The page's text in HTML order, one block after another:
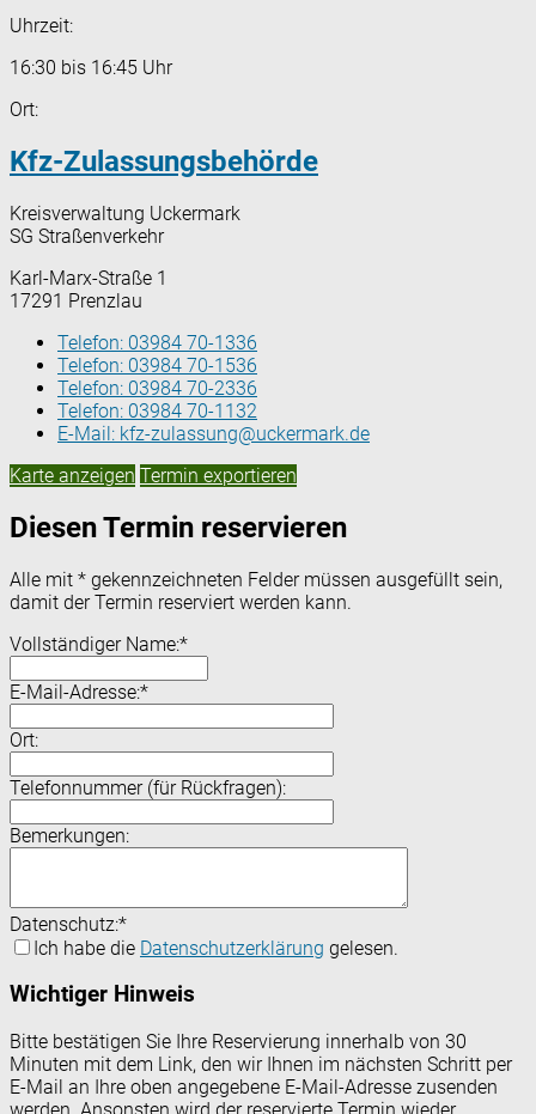
Uhrzeit:
16:30 bis 16:45 Uhr
Ort:
Kfz-Zulassungsbehörde
Kreisverwaltung Uckermark
SG Straßenverkehr
Karl-Marx-Straße 1
17291 Prenzlau
Telefon: 03984 70-1336
Telefon: 03984 70-1536
Telefon: 03984 70-2336
Telefon: 03984 70-1132
E-Mail: kfz-zulassung@uckermark.de
Karte anzeigen Termin exportieren
Diesen Termin reservieren
Alle mit * gekennzeichneten Felder müssen ausgefüllt sein,
damit der Termin reserviert werden kann.
Vollständiger Name:*
E-Mail-Adresse:*
Ort:
Telefonnummer (für Rückfragen):
Bemerkungen:
Datenschutz:*
Ich habe die Datenschutzerklärung gelesen.
Wichtiger Hinweis
Bitte bestätigen Sie Ihre Reservierung innerhalb von 30
Minuten mit dem Link, den wir Ihnen im nächsten Schritt per
E-Mail an Ihre oben angegebene E-Mail-Adresse zusenden